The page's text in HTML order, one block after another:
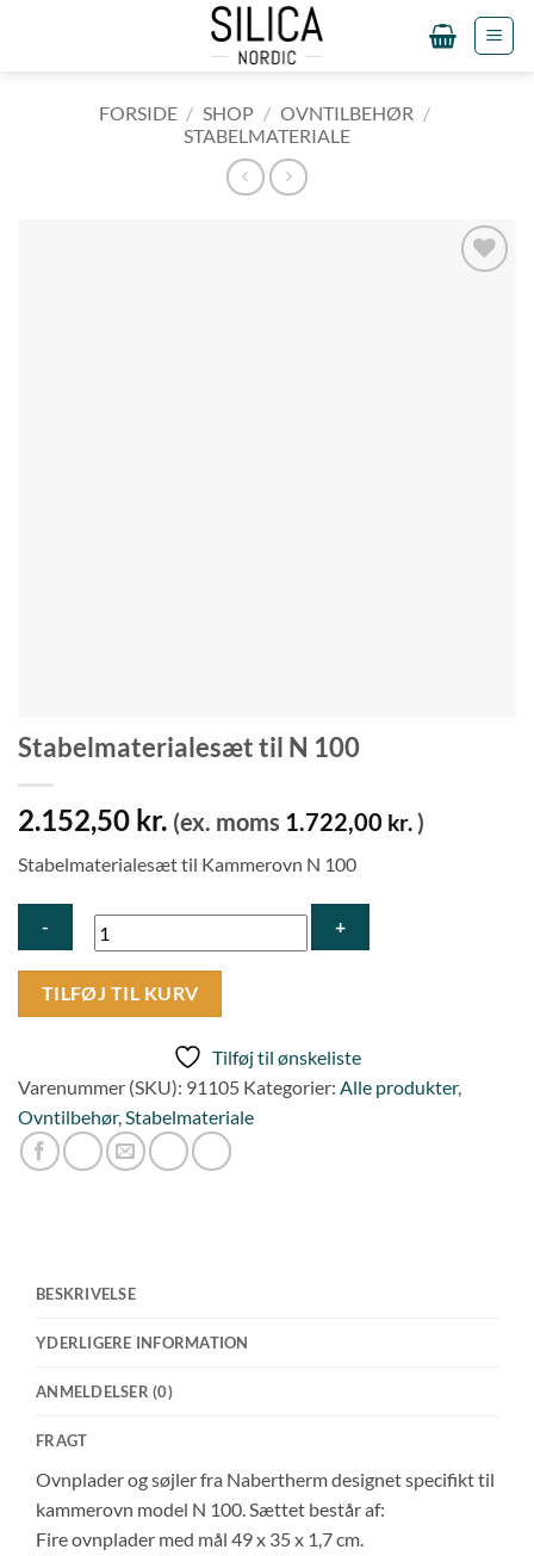
FORSIDE / SHOP / OVNTILBEHØR /
STABELMATERIALE
Stabelmaterialesæt til N 100
2.152,50 kr. (ex. moms 1.722,00 kr.)
Stabelmaterialesæt til Kammerovn N 100
Stabelmaterialesæt
antal
TILFØJ TIL KURV
Tilføj til ønskeliste
Varenummer (SKU): 91105 Kategorier: Alle produkter,
Ovntilbehør,Stabelmateriale
BESKRIVELSE
YDERLIGERE INFORMATION
ANMELDELSER (0)
FRAGT
Ovnplader og søjler fra Nabertherm designet specifikt til
kammerovn model N 100. Sættet består af:
Fire ovnplader med mål 49 x 35 x 1,7 cm.